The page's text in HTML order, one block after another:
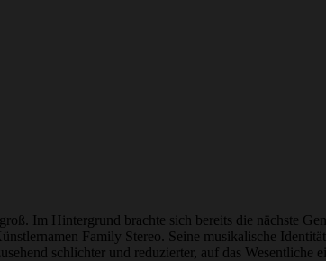
Im Hintergrund brachte sich bereits die nächste
Family Stereo. Seine musikalische
schlichter und reduzierter, auf das Wesentliche